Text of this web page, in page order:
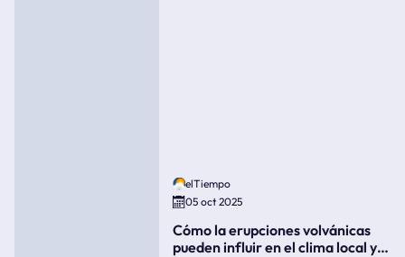
elTiempo
05 oct 2025
Cómo la erupciones volvánicas
pueden influir en el clima local y